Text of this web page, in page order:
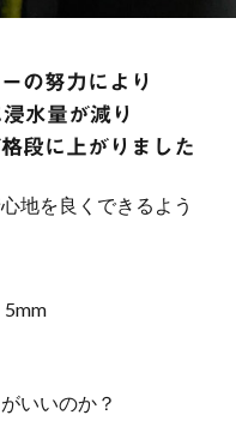
の努力により
水量が減り
段に上がりました
地を良くできるよう
5mm
いいのか？